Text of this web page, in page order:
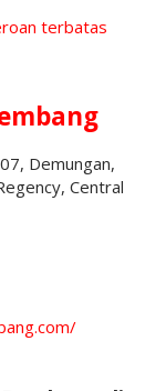
terbatas
Demungan,
Central